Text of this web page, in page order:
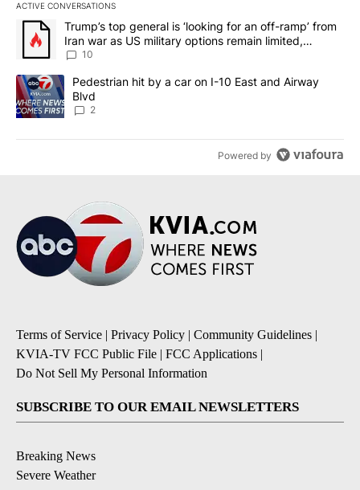
ACTIVE CONVERSATIONS
The following is a list of the most commented articles in the last
A trending article titled "Trump’s top general is ‘looking for an
Trump’s top general is ‘looking for an off-ramp’ from
Iran war as US military options remain limited,
sources say
10
A trending article titled "Pedestrian hit by a car on I-10 East and
Pedestrian hit by a car on I-10 East and Airway
Blvd
2
Powered by
Terms of Service | Privacy Policy | Community Guidelines |
KVIA-TV FCC Public File | FCC Applications |
Do Not Sell My Personal Information
SUBSCRIBE TO OUR EMAIL NEWSLETTERS
Breaking News
Severe Weather